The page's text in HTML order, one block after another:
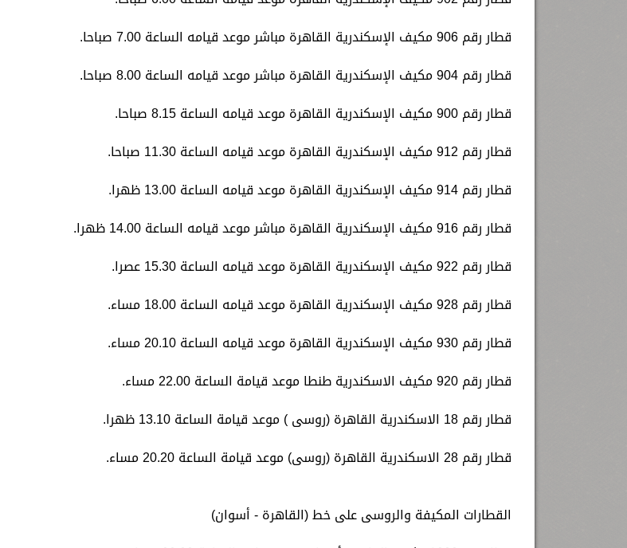
قطار رقم 906 مكيف الإسكندرية القاهرة مباشر موعد قيامه الساعة 7.00 صباحا.
قطار رقم 904 مكيف الإسكندرية القاهرة مباشر موعد قيامه الساعة 8.00 صباحا.
قطار رقم 900 مكيف الإسكندرية القاهرة موعد قيامه الساعة 8.15 صباحا.
قطار رقم 912 مكيف الإسكندرية القاهرة موعد قيامه الساعة 11.30 صباحا.
قطار رقم 914 مكيف الإسكندرية القاهرة موعد قيامه الساعة 13.00 ظهرا.
قطار رقم 916 مكيف الإسكندرية القاهرة مباشر موعد قيامه الساعة 14.00 ظهرا.
قطار رقم 922 مكيف الإسكندرية القاهرة موعد قيامه الساعة 15.30 عصرا.
قطار رقم 928 مكيف الإسكندرية القاهرة موعد قيامه الساعة 18.00 مساء.
قطار رقم 930 مكيف الإسكندرية القاهرة موعد قيامه الساعة 20.10 مساء.
قطار رقم 920 مكيف الاسكندرية طنطا موعد قيامة الساعة 22.00 مساء.
قطار رقم 18 الاسكندرية القاهرة (روسى ) موعد قيامة الساعة 13.10 ظهرا.
قطار رقم 28 الاسكندرية القاهرة (روسى) موعد قيامة الساعة 20.20 مساء.
القطارات المكيفة والروسى على خط (القاهرة - أسوان)